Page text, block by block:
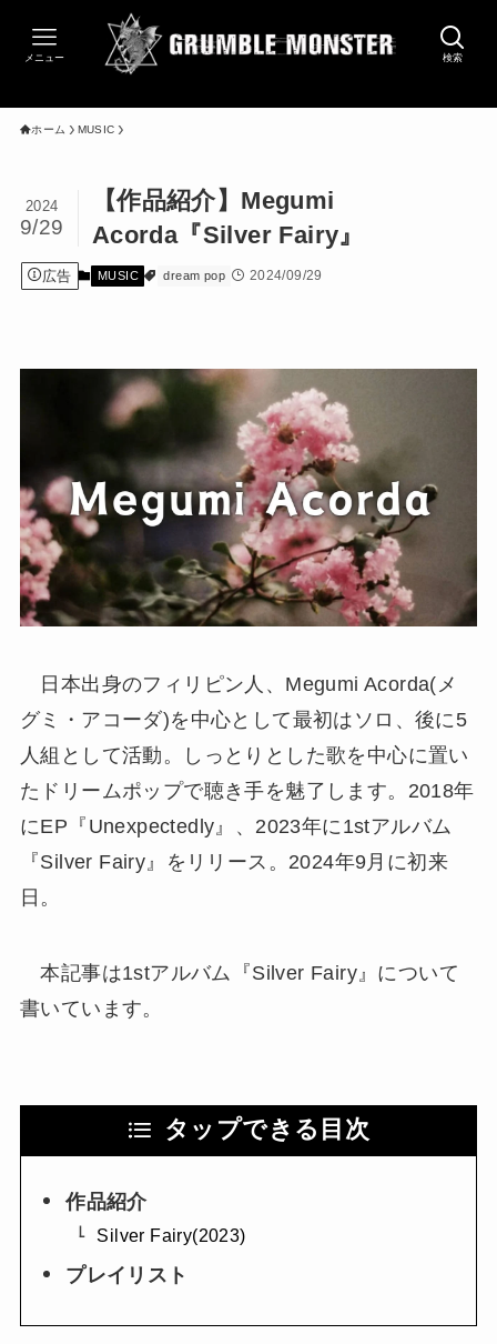
検索
メニュー
ホーム MUSIC
【作品紹介】Megumi
Acorda『Silver Fairy』
2024
9/29
広告 MUSIC dream pop 2024/09/29
日本出身のフィリピン人、Megumi Acorda(メ
グミ・アコーダ)を中心として最初はソロ、後に5
人組として活動。しっとりとした歌を中心に置い
たドリームポップで聴き手を魅了します。2018年
にEP『Unexpectedly』、2023年に1stアルバム
『Silver Fairy』をリリース。2024年9月に初来
日。
本記事は1stアルバム『Silver Fairy』について
書いています。
タップできる目次
作品紹介
Silver Fairy(2023)
プレイリスト